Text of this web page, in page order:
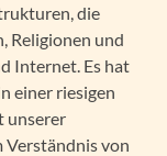
die
Religionen und
Internet. Es hat
einer riesigen
unserer
Verständnis von